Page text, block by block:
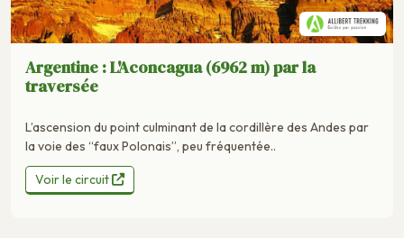
Argentine : L'Aconcagua (6962 m) par la
traversée
L’ascension du point culminant de la cordillère des Andes par
la voie des “faux Polonais”, peu fréquentée..
Voir le circuit